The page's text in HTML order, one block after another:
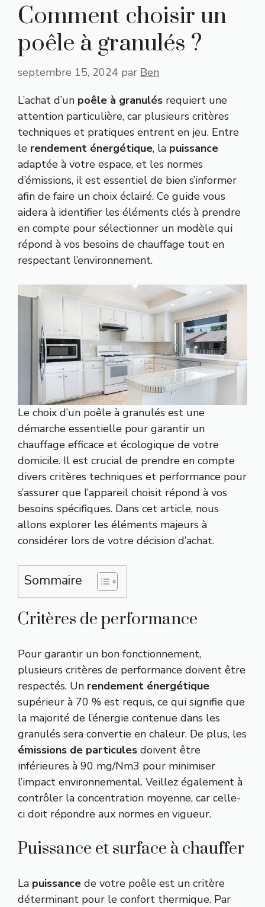
Comment choisir un
poêle à granulés ?
septembre 15, 2024 par Ben
L’achat d’un poêle à granulés requiert une
attention particulière, car plusieurs critères
techniques et pratiques entrent en jeu. Entre
le rendement énergétique, la puissance
adaptée à votre espace, et les normes
d’émissions, il est essentiel de bien s’informer
afin de faire un choix éclairé. Ce guide vous
aidera à identifier les éléments clés à prendre
en compte pour sélectionner un modèle qui
répond à vos besoins de chauffage tout en
respectant l’environnement.
Le choix d’un poêle à granulés est une
démarche essentielle pour garantir un
chauffage efficace et écologique de votre
domicile. Il est crucial de prendre en compte
divers critères techniques et performance pour
s’assurer que l’appareil choisit répond à vos
besoins spécifiques. Dans cet article, nous
allons explorer les éléments majeurs à
considérer lors de votre décision d’achat.
Sommaire
Critères de performance
Pour garantir un bon fonctionnement,
plusieurs critères de performance doivent être
respectés. Un rendement énergétique
supérieur à 70 % est requis, ce qui signifie que
la majorité de l’énergie contenue dans les
granulés sera convertie en chaleur. De plus, les
émissions de particules doivent être
inférieures à 90 mg/Nm3 pour minimiser
l’impact environnemental. Veillez également à
contrôler la concentration moyenne, car celle-
ci doit répondre aux normes en vigueur.
Puissance et surface à chauffer
La puissance de votre poêle est un critère
déterminant pour le confort thermique. Par